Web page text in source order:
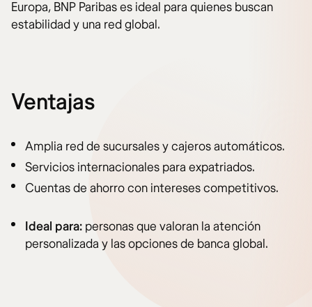
Europa, BNP Paribas es ideal para quienes buscan
estabilidad y una red global.
Ventajas
Amplia red de sucursales y cajeros automáticos.
Servicios internacionales para expatriados.
Cuentas de ahorro con intereses competitivos.
Ideal para: personas que valoran la atención
personalizada y las opciones de banca global.